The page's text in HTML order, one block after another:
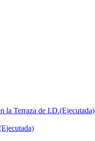
la Terraza de I.D.(Ejecutada)